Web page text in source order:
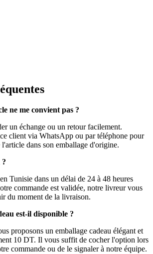
ne me convient pas ?
un échange ou un retour facilement.
client via WhatsApp ou par téléphone pour
dans son emballage d'origine.
?
Tunisie dans un délai de 24 à 48 heures
commande est validée, notre livreur vous
du moment de la livraison.
est-il disponible ?
proposons un emballage cadeau élégant et
10 DT. Il vous suffit de cocher l'option lors
commande ou de le signaler à notre équipe.